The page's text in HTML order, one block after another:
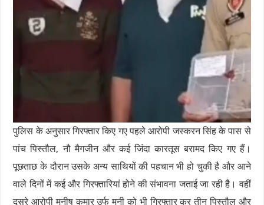
पुलिस के अनुसार गिरफ्तार किए गए पहले आरोपी जस्करन सिंह के पास से
पांच पिस्तौल, नौ मैगजीन और कई जिंदा कारतूस बरामद किए गए हैं।
पूछताछ के दौरान उसके अन्य साथियों की पहचान भी हो चुकी है और आने
वाले दिनों में कई और गिरफ्तारियां होने की संभावना जताई जा रही है। वहीं
दूसरे आरोपी मनीष कुमार उर्फ मनी को भी गिरफ्तार कर तीन पिस्तौल और